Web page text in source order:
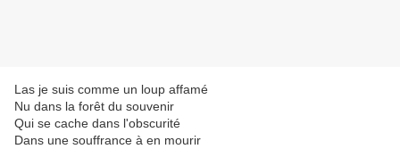
Las je suis comme un loup affamé
Nu dans la forêt du souvenir
Qui se cache dans l'obscurité
Dans une souffrance à en mourir